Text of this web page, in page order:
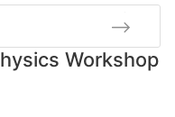
Workshop